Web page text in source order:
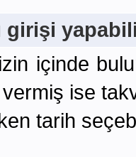
girişi
içinde
ise
tarih